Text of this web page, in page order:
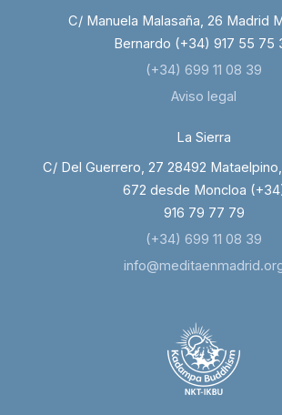
C/ Manuela Malasaña, 26 Madrid
Bernardo (+34) 917 55 75
(+34) 699 11 08 39
Aviso legal
La Sierra
C/ Del Guerrero, 27 28492
672 desde Moncloa
916 79 77 79
(+34) 699 11 08 39